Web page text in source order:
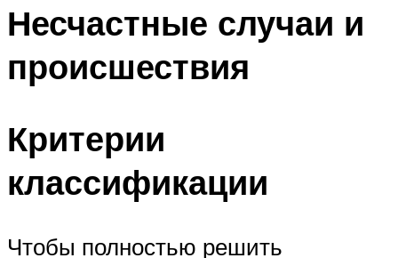
Несчастные случаи и
происшествия
Критерии
классификации
Чтобы полностью решить